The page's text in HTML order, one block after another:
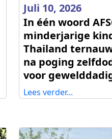
Juli 10, 2026
In één woord
minderjarige
Thailand
na poging
voor
Lees verder...